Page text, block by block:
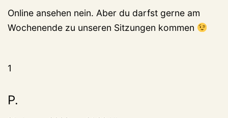
Online ansehen nein. Aber du darfst gerne am
Wochenende zu unseren Sitzungen kommen
1
P.